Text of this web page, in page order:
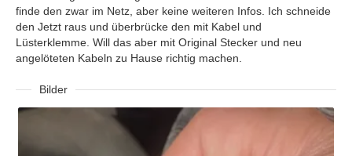
finde den zwar im Netz, aber keine weiteren Infos. Ich schneide
den Jetzt raus und überbrücke den mit Kabel und
Lüsterklemme. Will das aber mit Original Stecker und neu
angelöteten Kabeln zu Hause richtig machen.
Bilder